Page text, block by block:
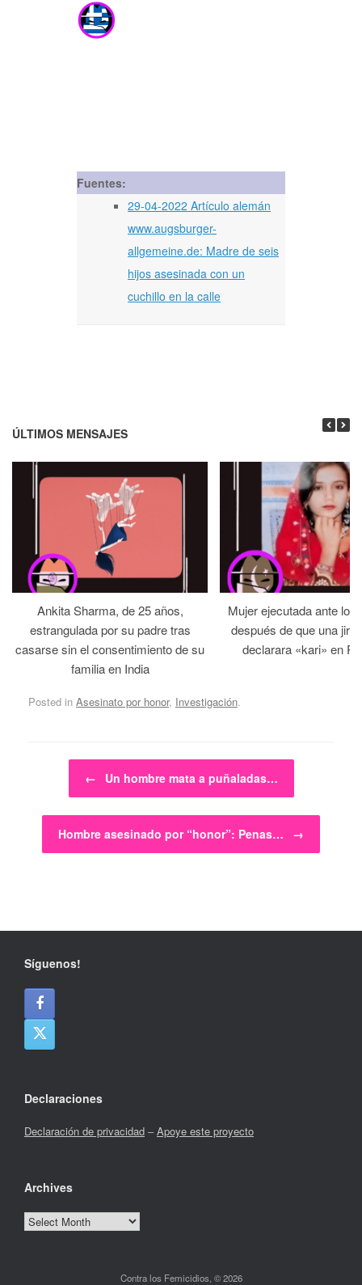
Fuentes:
29-04-2022 Artículo alemán
www.augsburger-
allgemeine.de: Madre de seis
hijos asesinada con un
cuchillo en la calle
ÚLTIMOS MENSAJES
Ankita Sharma, de 25 años,
estrangulada por su padre tras
casarse sin el consentimiento de su
familia en India
Mujer ejecutada ante los
después de que una
declarara «kari» en
Posted in Asesinato por honor, Investigación.
Post navigation
← Un hombre mata a puñaladas…
Hombre asesinado por “honor”: Penas… →
Síguenos!
Declaraciones
Declaración de privacidad –Apoye este proyecto
Archives
Archives
Contra los Femicidios, © 2026